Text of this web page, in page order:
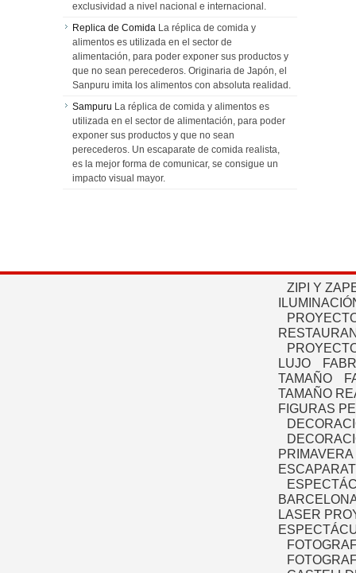
exclusividad a nivel nacional e internacional.
Replica de Comida La réplica de comida y
alimentos es utilizada en el sector de
alimentación, para poder exponer sus productos y
que no sean perecederos. Originaria de Japón, el
Sanpuru imita los alimentos con absoluta realidad.
Sampuru La réplica de comida y alimentos es
utilizada en el sector de alimentación, para poder
exponer sus productos y que no sean
perecederos. Un escaparate de comida realista,
es la mejor forma de comunicar, se consigue un
impacto visual mayor.
ZIPI Y
LUJO
TAMAÑO
TAMAÑO
FIGURAS
PRIMAVERA
LASER